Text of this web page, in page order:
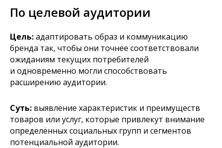
По целевой аудитории
Цель:адаптировать образ и коммуникацию
бренда так, чтобы они точнее соответствовали
ожиданиям текущих потребителей
и одновременно могли способствовать
расширению аудитории.
Суть: выявление характеристик и преимуществ
товаров или услуг, которые привлекут внимание
определённых социальных групп и сегментов
потенциальной аудитории.